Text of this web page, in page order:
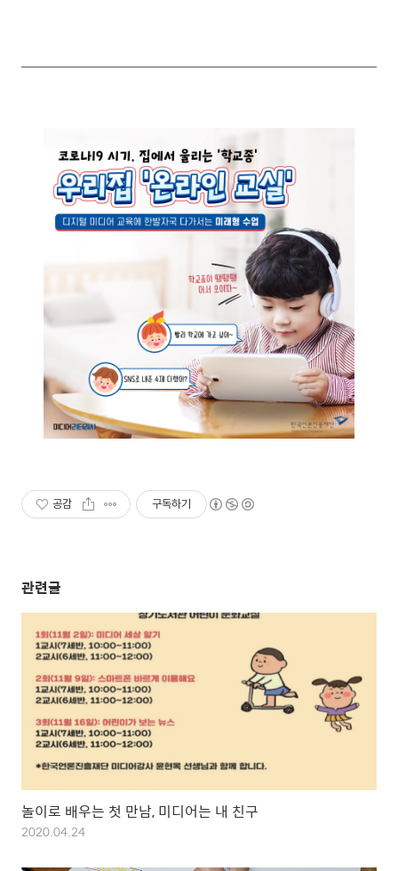
공감 구독하기
관련글
놀이로 배우는 첫 만남, 미디어는 내 친구
2020.04.24